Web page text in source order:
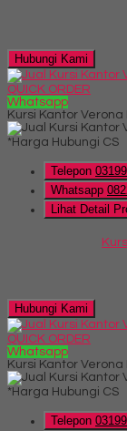
Hubungi Kami
QUICK ORDER
Whatsapp
Kursi Kantor Verona
*Harga Hubungi CS
Telepon
Whatsapp
Lihat Detail
Hubungi Kami
QUICK ORDER
Whatsapp
Kursi Kantor Verona
*Harga Hubungi CS
Telepon